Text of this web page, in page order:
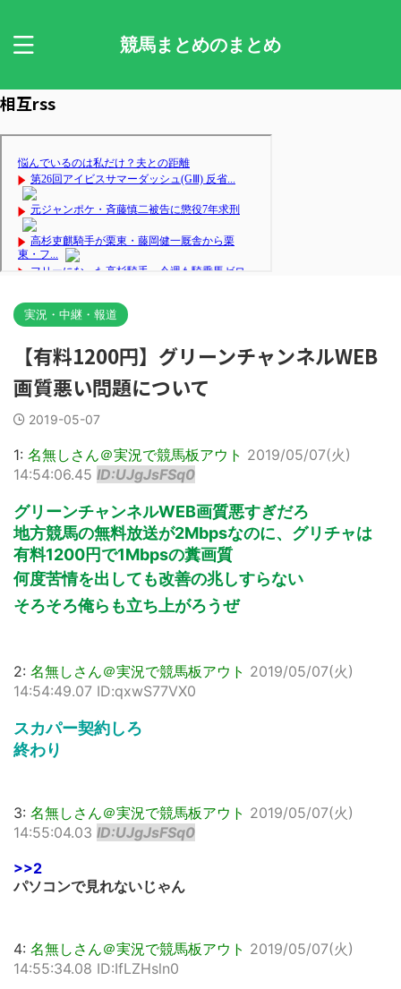
競馬まとめのまとめ
相互rss
実況・中継・報道
【有料1200円】グリーンチャンネルWEB
画質悪い問題について
2019-05-07
1: 名無しさん＠実況で競馬板アウト 2019/05/07(火)
14:54:06.45 ID:UJgJsFSq0
グリーンチャンネルWEB画質悪すぎだろ
地方競馬の無料放送が2Mbpsなのに、グリチャは
有料1200円で1Mbpsの糞画質
何度苦情を出しても改善の兆しすらない
そろそろ俺らも立ち上がろうぜ
2: 名無しさん＠実況で競馬板アウト 2019/05/07(火)
14:54:49.07 ID:qxwS77VX0
スカパー契約しろ
終わり
3: 名無しさん＠実況で競馬板アウト 2019/05/07(火)
14:55:04.03 ID:UJgJsFSq0
>>2
パソコンで見れないじゃん
4: 名無しさん＠実況で競馬板アウト 2019/05/07(火)
14:55:34.08 ID:IfLZHsln0